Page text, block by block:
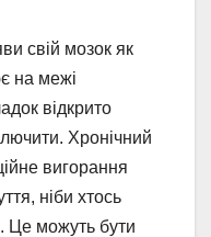
свій мозок як
на межі
відкрито
Хронічний
вигорання
ніби хтось
Це можуть бути